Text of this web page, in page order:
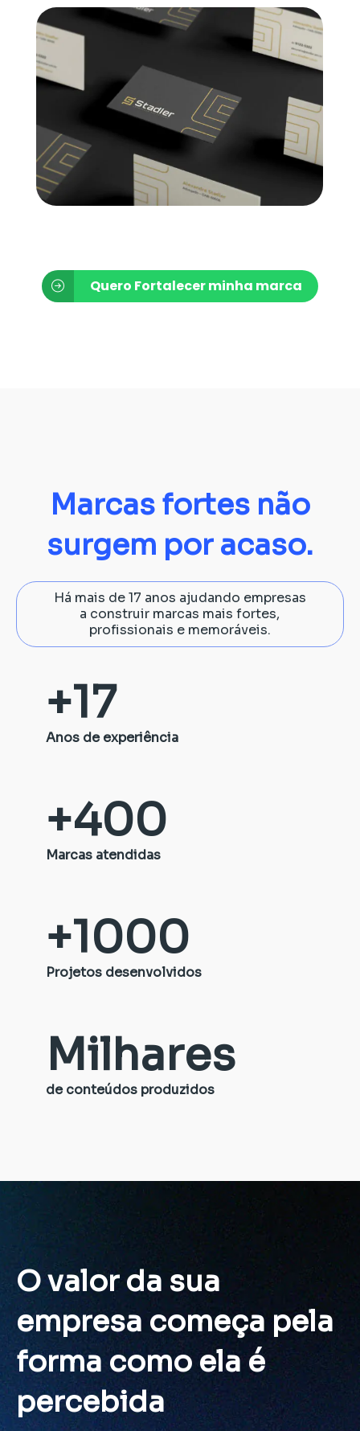
Quero Fortalecer minha marca
Marcas fortes não
surgem por acaso.
Há mais de 17 anos ajudando empresas
a construir marcas mais fortes,
profissionais e memoráveis.
+17
Anos de experiência
+400
Marcas atendidas
+1000
Projetos desenvolvidos
Milhares
de conteúdos produzidos
O valor da sua
empresa começa pela
forma como ela é
percebida